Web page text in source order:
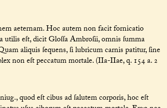
aeternam. Hoc autem non facit fornicatio
eſt, dicit Gloſſa Ambroſii, omnis ſumma
aliquis ſequens, ſi lubricum carnis patitur, ſine
non eſt peccatum mortale. (IIa-IIae, q. 154 a. 2
quod eſt cibus ad ſalutem corporis, hoc eſt